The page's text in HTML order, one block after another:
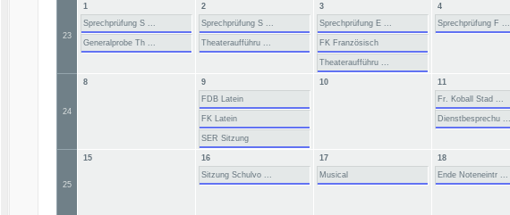
23
1
Sprechprüfung S ...
Generalprobe Th ...
2
Sprechprüfung S ...
Theateraufführu ...
3
Sprechprüfung E ...
FK Französisch
Theateraufführu ...
4
Sprechprüfung F ...
24
8
9
FDB Latein
FK Latein
SER Sitzung
10
11
Fr. Koball Stad ...
Dienstbesprechu ...
25
15
16
Sitzung Schulvo ...
17
Musical
18
Ende Noteneintr ...